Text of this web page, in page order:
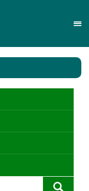
el
de